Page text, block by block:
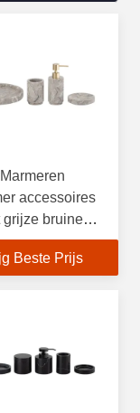
accessoires
grijze bruine
zeep
Beste Prijs